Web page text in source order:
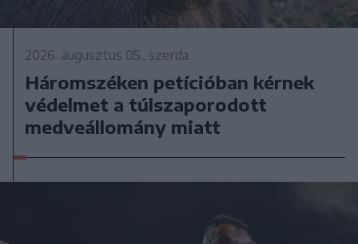
2026. augusztus 05., szerda
Háromszéken petícióban kérnek
védelmet a túlszaporodott
medveállomány miatt